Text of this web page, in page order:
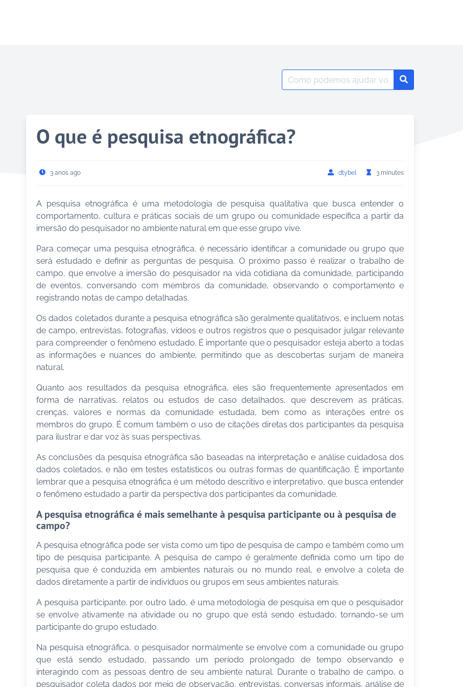
Search
for:
Search
O que é pesquisa etnográfica?
3 anos ago dtybel 3 minutes
A pesquisa etnográfica é uma metodologia de pesquisa qualitativa que busca entender o
comportamento, cultura e práticas sociais de um grupo ou comunidade específica a partir da
imersão do pesquisador no ambiente natural em que esse grupo vive.
Para começar uma pesquisa etnográfica, é necessário identificar a comunidade ou grupo que
será estudado e definir as perguntas de pesquisa. O próximo passo é realizar o trabalho de
campo, que envolve a imersão do pesquisador na vida cotidiana da comunidade, participando
de eventos, conversando com membros da comunidade, observando o comportamento e
registrando notas de campo detalhadas.
Os dados coletados durante a pesquisa etnográfica são geralmente qualitativos, e incluem notas
de campo, entrevistas, fotografias, vídeos e outros registros que o pesquisador julgar relevante
para compreender o fenômeno estudado. É importante que o pesquisador esteja aberto a todas
as informações e nuances do ambiente, permitindo que as descobertas surjam de maneira
natural.
Quanto aos resultados da pesquisa etnográfica, eles são frequentemente apresentados em
forma de narrativas, relatos ou estudos de caso detalhados, que descrevem as práticas,
crenças, valores e normas da comunidade estudada, bem como as interações entre os
membros do grupo. É comum também o uso de citações diretas dos participantes da pesquisa
para ilustrar e dar voz às suas perspectivas.
As conclusões da pesquisa etnográfica são baseadas na interpretação e análise cuidadosa dos
dados coletados, e não em testes estatísticos ou outras formas de quantificação. É importante
lembrar que a pesquisa etnográfica é um método descritivo e interpretativo, que busca entender
o fenômeno estudado a partir da perspectiva dos participantes da comunidade.
A pesquisa etnográfica é mais semelhante à pesquisa participante ou à pesquisa de
campo?
A pesquisa etnográfica pode ser vista como um tipo de pesquisa de campo e também como um
tipo de pesquisa participante. A pesquisa de campo é geralmente definida como um tipo de
pesquisa que é conduzida em ambientes naturais ou no mundo real, e envolve a coleta de
dados diretamente a partir de indivíduos ou grupos em seus ambientes naturais.
A pesquisa participante, por outro lado, é uma metodologia de pesquisa em que o pesquisador
se envolve ativamente na atividade ou no grupo que está sendo estudado, tornando-se um
participante do grupo estudado.
Na pesquisa etnográfica, o pesquisador normalmente se envolve com a comunidade ou grupo
que está sendo estudado, passando um período prolongado de tempo observando e
interagindo com as pessoas dentro de seu ambiente natural. Durante o trabalho de campo, o
pesquisador coleta dados por meio de observação, entrevistas, conversas informais, análise de